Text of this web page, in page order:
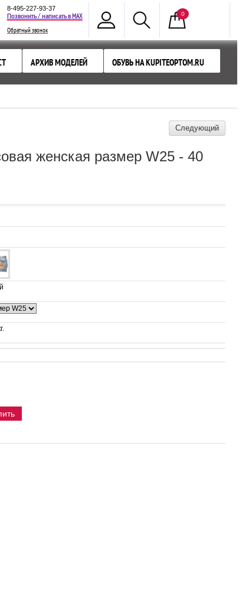
0
8-495-227-93-37
Позвонить / написать вMAX
Обратный звонок
АРХИВ МОДЕЛЕЙ ОБУВЬ НА KUPITEOPTOM.RU
Следующий
женская размер W25 - 40